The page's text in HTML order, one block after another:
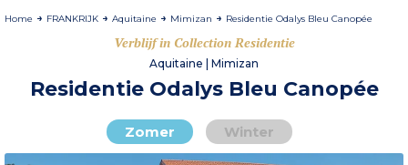
Home FRANKRIJK Aquitaine Mimizan Residentie Odalys Bleu Canopée
Verblijf in Collection Residentie
Aquitaine | Mimizan
Residentie Odalys Bleu Canopée
Zomer Winter